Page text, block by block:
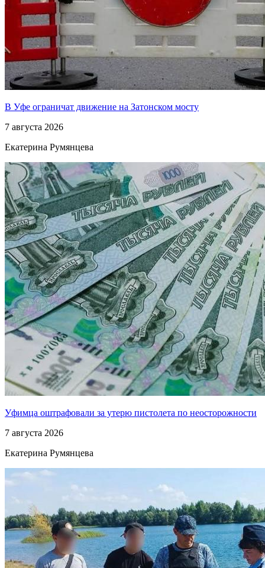
В Уфе ограничат движение на Затонском мосту
7 августа 2026
Екатерина Румянцева
Уфимца оштрафовали за утерю пистолета по неосторожности
7 августа 2026
Екатерина Румянцева